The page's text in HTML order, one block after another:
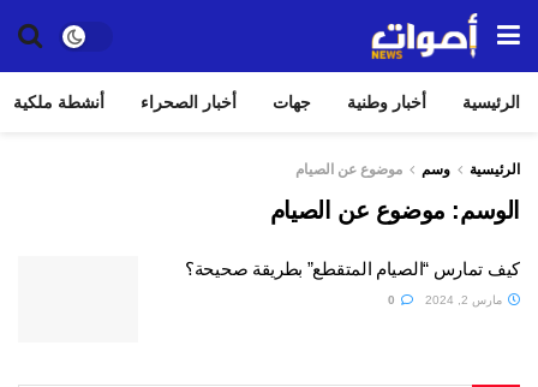
الرئيسية أخبار وطنية جهات أخبار الصحراء أنشطة ملكية
الرئيسية وسم موضوع عن الصيام
الوسم: موضوع عن الصيام
كيف تمارس “الصيام المتقطع” بطريقة صحيحة؟
مارس 2, 2024